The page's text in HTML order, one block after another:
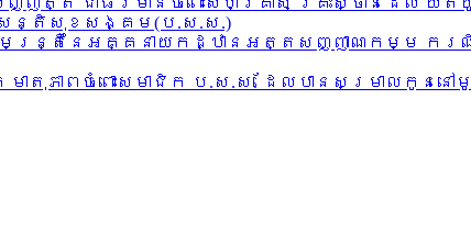
សន្តិសុខសង្គម(ប.ស.ស.)
ន្រ្តីនៃអគ្គនាយកដ្ឋានអត្តសញ្ញាណកម្ម ក
តុភាពចំពោះសមាជិក ប.ស.ស. ដែលបានសម្រាលកូន